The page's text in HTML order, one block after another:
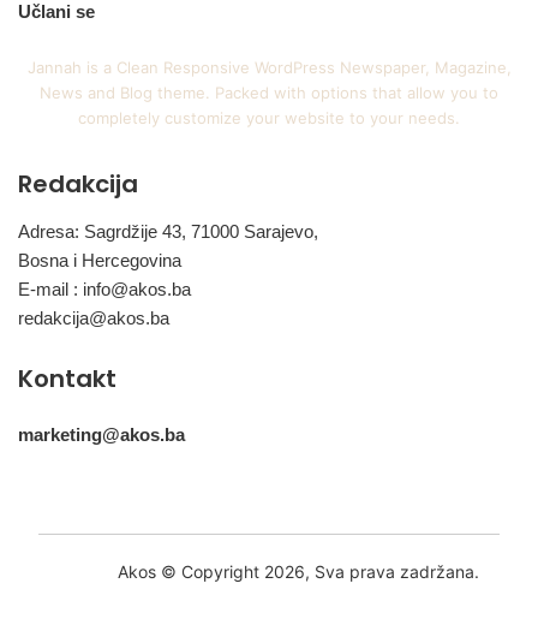
Učlani se
Jannah is a Clean Responsive WordPress Newspaper, Magazine,
News and Blog theme. Packed with options that allow you to
completely customize your website to your needs.
Redakcija
Adresa: Sagrdžije 43, 71000 Sarajevo,
Bosna i Hercegovina
E-mail : info@akos.ba
redakcija@akos.ba
Kontakt
marketing@akos.ba
Akos © Copyright 2026, Sva prava zadržana.